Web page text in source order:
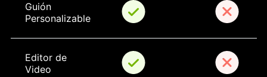
Guión
Personalizable
Editor de
Video